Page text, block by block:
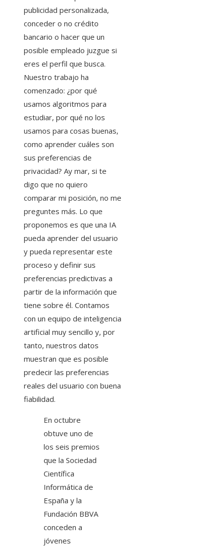
publicidad personalizada,
conceder o no crédito
bancario o hacer que un
posible empleado juzgue si
eres el perfil que busca.
Nuestro trabajo ha
comenzado: ¿por qué
usamos algoritmos para
estudiar, por qué no los
usamos para cosas buenas,
como aprender cuáles son
sus preferencias de
privacidad? Ay mar, si te
digo que no quiero
comparar mi posición, no me
preguntes más. Lo que
proponemos es que una IA
pueda aprender del usuario
y pueda representar este
proceso y definir sus
preferencias predictivas a
partir de la información que
tiene sobre él. Contamos
con un equipo de inteligencia
artificial muy sencillo y, por
tanto, nuestros datos
muestran que es posible
predecir las preferencias
reales del usuario con buena
fiabilidad.
En octubre
obtuve uno de
los seis premios
que la Sociedad
Científica
Informática de
España y la
Fundación BBVA
conceden a
jóvenes